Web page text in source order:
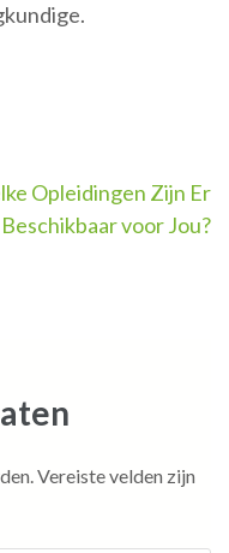
Opleidingen Zijn Er
Beschikbaar voor Jou?
Vereiste velden zijn